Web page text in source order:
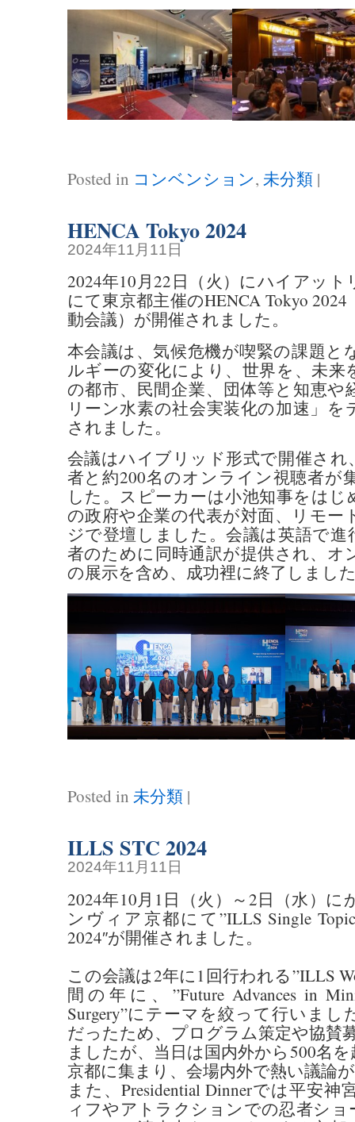
Posted in コンベンション, 未分類|
HENCA Tokyo 2024
2024年11月11日
2024年10月22日（火）にハイアッ
にて東京都主催のHENCA Tokyo
動会議）が開催されました。
本会議は、気候危機が喫緊の課題と
ルギーの変化により、世界を、未来
の都市、民間企業、団体等と知恵や
リーン水素の社会実装化の加速」を
されました。
会議はハイブリッド形式で開催され
者と約200名のオンライン視聴者が
した。スピーカーは小池知事をはじ
の政府や企業の代表が対面、リモー
ジで登壇しました。会議は英語で進
者のために同時通訳が提供され、オ
の展示を含め、成功裡に終了しまし
Posted in 未分類|
ILLS STC 2024
2024年11月11日
2024年10月1日（火）～2日（水）
ンヴィア京都にて”ILLS Single Topic
2024″が開催されました。
この会議は2年に1回行われる”ILLS
間の年に、”Future Advances in
Surgery”にテーマを絞って行いまし
だったため、プログラム策定や協賛
ましたが、当日は国内外から500名
京都に集まり、会場内外で熱い議論
また、Presidential Dinnerでは平安
ィフやアトラクションでの忍者ショ